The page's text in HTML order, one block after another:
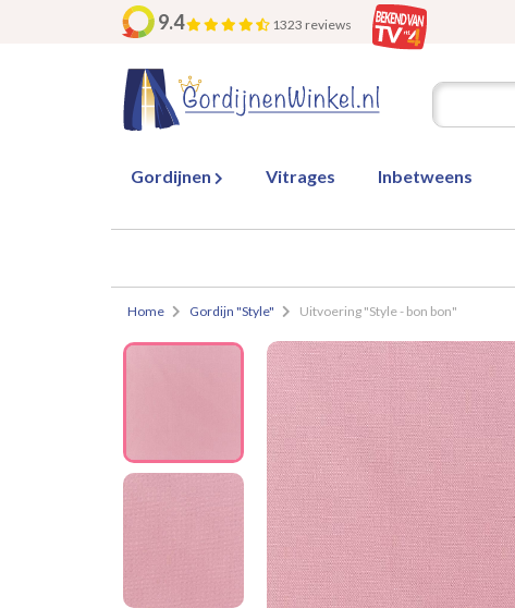
9.4 1323 reviews
Gordijnen Vitrages Inbetweens
Home Gordijn "Style" Uitvoering "Style - bon bon"